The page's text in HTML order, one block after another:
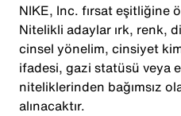
NIKE, Inc. fırsat eşitliğine
Nitelikli adaylar ırk, renk,
cinsel yönelim, cinsiyet
ifadesi, gazi statüsü veya
niteliklerinden bağımsız
alınacaktır.